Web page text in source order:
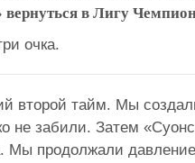
в Лигу
очка.
второй тайм. Мы
не забили. Затем
Мы продолжали